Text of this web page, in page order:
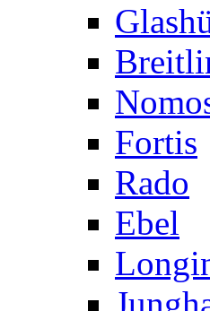
Fortis
Rado
Ebel